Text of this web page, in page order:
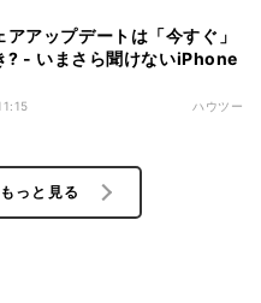
アアップデートは「今すぐ」
? - いまさら聞けないiPhone
ハウツー
っと見る